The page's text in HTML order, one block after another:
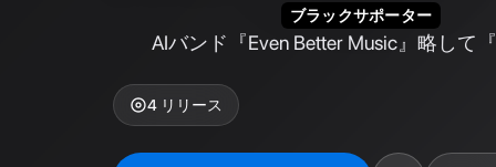
ブラックサポーター
AIバンド『Even Better Music』略して
4 リリース